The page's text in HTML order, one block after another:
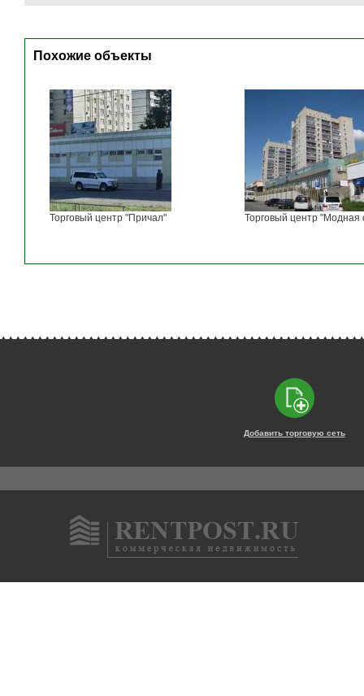
Похожие объекты
Торговый центр "Причал" Торговый центр "Модная
Добавить торговую сеть